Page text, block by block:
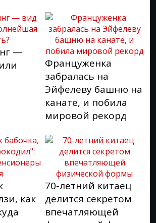
—
Француженка
забралась на
Эйфелеву башню на
канате, и побила
мировой рекорд
как
70-летний китаец
делится секретом
впечатляющей